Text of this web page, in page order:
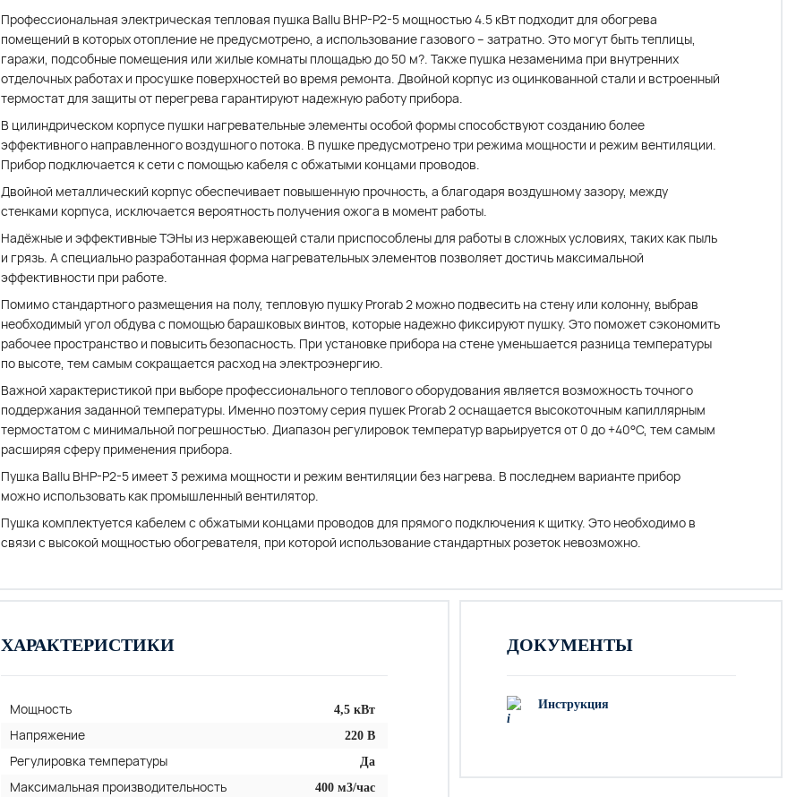
Профессиональная электрическая тепловая пушка Ballu BHP-P2-5 мощностью 4.5 кВт подходит для обогрева
помещений в которых отопление не предусмотрено, а использование газового – затратно. Это могут быть теплицы,
гаражи, подсобные помещения или жилые комнаты площадью до 50 м?. Также пушка незаменима при внутренних
отделочных работах и просушке поверхностей во время ремонта. Двойной корпус из оцинкованной стали и встроенный
термостат для защиты от перегрева гарантируют надежную работу прибора.
В цилиндрическом корпусе пушки нагревательные элементы особой формы способствуют созданию более
эффективного направленного воздушного потока. В пушке предусмотрено три режима мощности и режим вентиляции.
Прибор подключается к сети с помощью кабеля с обжатыми концами проводов.
Двойной металлический корпус обеспечивает повышенную прочность, а благодаря воздушному зазору, между
стенками корпуса, исключается вероятность получения ожога в момент работы.
Надёжные и эффективные ТЭНы из нержавеющей стали приспособлены для работы в сложных условиях, таких как пыль
и грязь. А специально разработанная форма нагревательных элементов позволяет достичь максимальной
эффективности при работе.
Помимо стандартного размещения на полу, тепловую пушку Prorab 2 можно подвесить на стену или колонну, выбрав
необходимый угол обдува с помощью барашковых винтов, которые надежно фиксируют пушку. Это поможет сэкономить
рабочее пространство и повысить безопасность. При установке прибора на стене уменьшается разница температуры
по высоте, тем самым сокращается расход на электроэнергию.
Важной характеристикой при выборе профессионального теплового оборудования является возможность точного
поддержания заданной температуры. Именно поэтому серия пушек Prorab 2 оснащается высокоточным капиллярным
термостатом с минимальной погрешностью. Диапазон регулировок температур варьируется от 0 до +40°C, тем самым
расширяя сферу применения прибора.
Пушка Ballu BHP-P2-5 имеет 3 режима мощности и режим вентиляции без нагрева. В последнем варианте прибор
можно использовать как промышленный вентилятор.
Пушка комплектуется кабелем с обжатыми концами проводов для прямого подключения к щитку. Это необходимо в
связи с высокой мощностью обогревателя, при которой использование стандартных розеток невозможно.
ХАРАКТЕРИСТИКИ
Мощность 4,5 кВт
Напряжение 220 В
Регулировка температуры Да
Максимальная производительность 400 м3/час
ДОКУМЕНТЫ
Инструкция